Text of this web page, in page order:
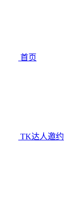
首页
TK达人邀约